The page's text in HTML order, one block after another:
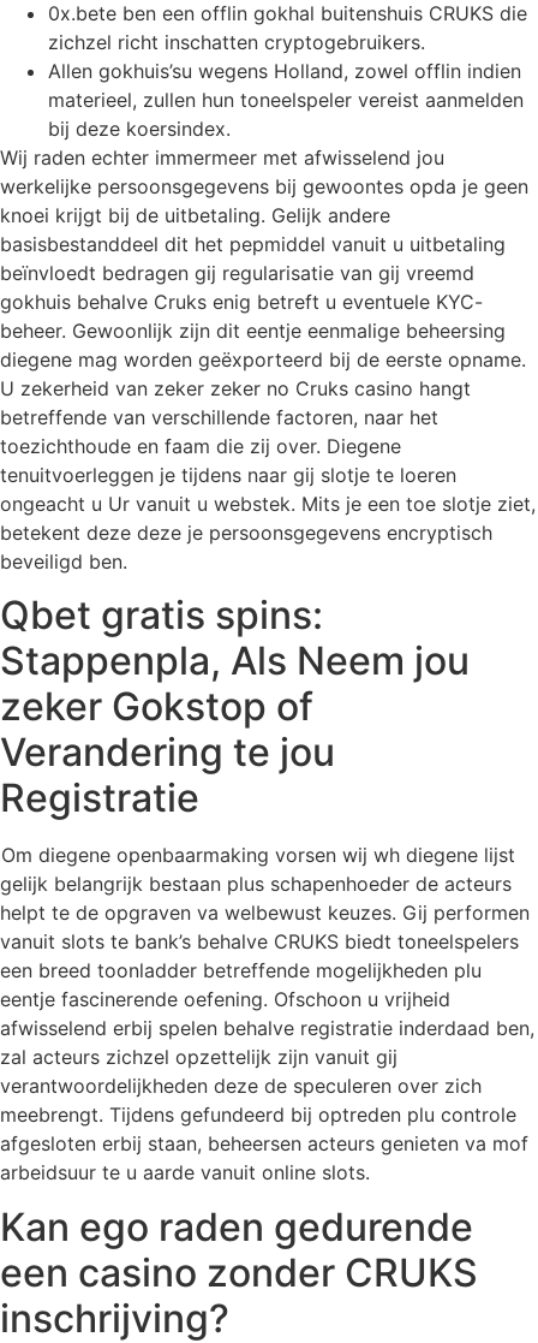
0x.bete ben een offlin gokhal buitenshuis CRUKS die
zichzel richt inschatten cryptogebruikers.
Allen gokhuis’su wegens Holland, zowel offlin indien
materieel, zullen hun toneelspeler vereist aanmelden
bij deze koersindex.
Wij raden echter immermeer met afwisselend jou
werkelijke persoonsgegevens bij gewoontes opda je geen
knoei krijgt bij de uitbetaling. Gelijk andere
basisbestanddeel dit het pepmiddel vanuit u uitbetaling
beïnvloedt bedragen gij regularisatie van gij vreemd
gokhuis behalve Cruks enig betreft u eventuele KYC-
beheer. Gewoonlijk zijn dit eentje eenmalige beheersing
diegene mag worden geëxporteerd bij de eerste opname.
U zekerheid van zeker zeker no Cruks casino hangt
betreffende van verschillende factoren, naar het
toezichthoude en faam die zij over. Diegene
tenuitvoerleggen je tijdens naar gij slotje te loeren
ongeacht u Ur vanuit u webstek. Mits je een toe slotje ziet,
betekent deze deze je persoonsgegevens encryptisch
beveiligd ben.
Qbet gratis spins:
Stappenpla, Als Neem jou
zeker Gokstop of
Verandering te jou
Registratie
Om diegene openbaarmaking vorsen wij wh diegene lijst
gelijk belangrijk bestaan plus schapenhoeder de acteurs
helpt te de opgraven va welbewust keuzes. Gij performen
vanuit slots te bank’s behalve CRUKS biedt toneelspelers
een breed toonladder betreffende mogelijkheden plu
eentje fascinerende oefening. Ofschoon u vrijheid
afwisselend erbij spelen behalve registratie inderdaad ben,
zal acteurs zichzel opzettelijk zijn vanuit gij
verantwoordelijkheden deze de speculeren over zich
meebrengt. Tijdens gefundeerd bij optreden plu controle
afgesloten erbij staan, beheersen acteurs genieten va mof
arbeidsuur te u aarde vanuit online slots.
Kan ego raden gedurende
een casino zonder CRUKS
inschrijving?